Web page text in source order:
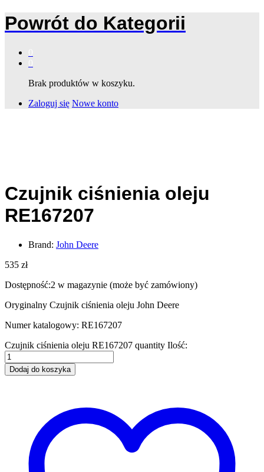
Powrót do Kategorii
Brak produktów w koszyku.
Zaloguj się Nowe konto
Czujnik ciśnienia oleju
RE167207
Brand: John Deere
535 zł
Dostępność:2 w magazynie (może być zamówiony)
Oryginalny Czujnik ciśnienia oleju John Deere
Numer katalogowy: RE167207
Czujnik ciśnienia oleju RE167207 quantity Ilość:
Dodaj do koszyka